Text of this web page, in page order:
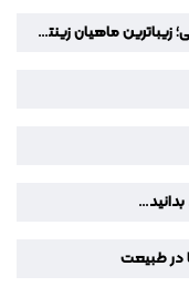
بهترین آبزیان برای آکواریوم‌ های خانگی؛ زیباترین ماهیان زینتی برای دکوراسیون منزل
در طبیعت